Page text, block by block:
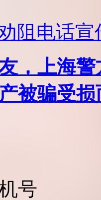
阻电话宣
，上海
被骗受
号